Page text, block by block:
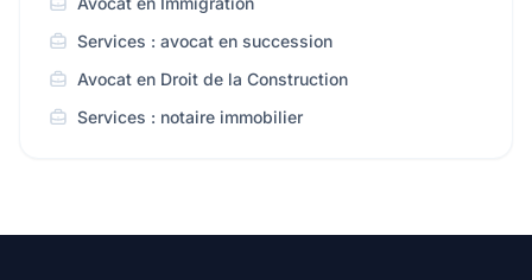
Services : avocat en succession
Avocat en Droit de la Construction
Services : notaire immobilier